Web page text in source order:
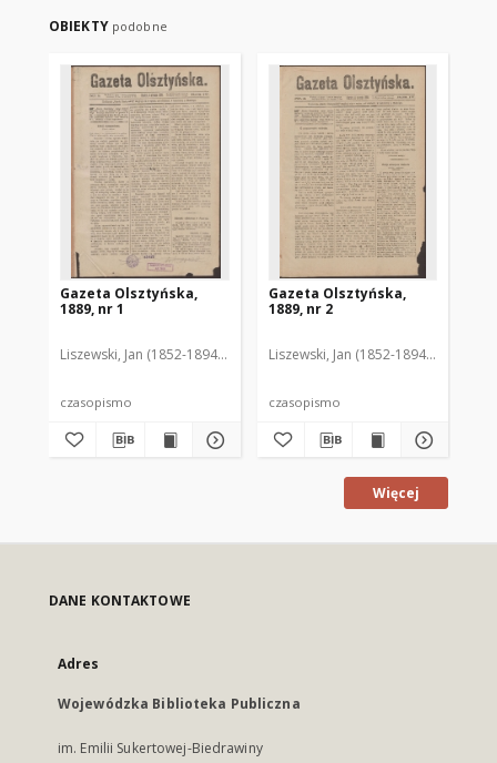
OBIEKTY podobne
Gazeta Olsztyńska,
1889, nr 1
Liszewski, Jan (1852-1894). Red.
czasopismo
Gazeta Olsztyńska,
1889, nr 2
Liszewski, Jan (1852-1894). Red.
czasopismo
Więcej
DANE KONTAKTOWE
Adres
Wojewódzka Biblioteka Publiczna
im. Emilii Sukertowej-Biedrawiny